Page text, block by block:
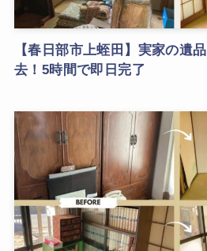
【春日部市上蛭田】実家の遺
去！5時間で即日完了